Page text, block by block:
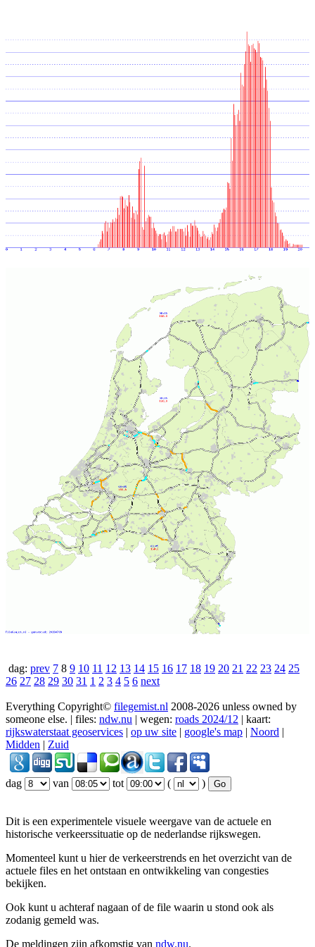
dag: prev 7 8 9 10 11 12 13 14 15 16 17 18 19 20 21 22 23 24 25
26 27 28 29 30 31 1 2 3 4 5 6 next
Everything Copyright© filegemist.nl 2008-2026 unless owned by
someone else. | files: ndw.nu | wegen: roads 2024/12 | kaart:
rijkswaterstaat geoservices | op uw site | google's map | Noord |
Midden | Zuid
dag van tot ( )
Dit is een experimentele visuele weergave van de actuele en
historische verkeerssituatie op de nederlandse rijkswegen.
Momenteel kunt u hier de verkeerstrends en het overzicht van de
actuele files en het ontstaan en ontwikkeling van congesties
bekijken.
Ook kunt u achteraf nagaan of de file waarin u stond ook als
zodanig gemeld was.
De meldingen zijn afkomstig van ndw.nu.